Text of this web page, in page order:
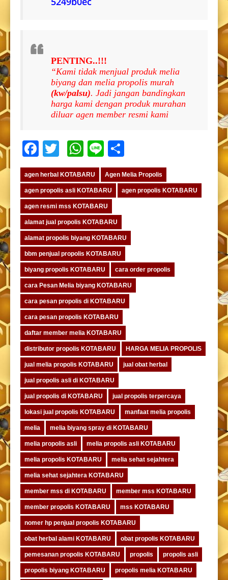
PENTING..!!!
“Kami tidak menjual produk melia
biyang dan melia propolis murah
(kw/palsu). Jadi jangan bandingkan
harga kami dengan produk murahan
diluar agen member resmi kami
Facebook
TwitterWhatsApp
Line
agen herbal KOTABARU Agen Melia Propolis
agen propolis asli KOTABARU agen propolis KOTABARU
agen resmi mss KOTABARU
alamat jual propolis KOTABARU
alamat propolis biyang KOTABARU
bbm penjual propolis KOTABARU
biyang propolis KOTABARU cara order propolis
cara Pesan Melia biyang KOTABARU
cara pesan propolis di KOTABARU
cara pesan propolis KOTABARU
daftar member melia KOTABARU
distributor propolis KOTABARU HARGA MELIA PROPOLIS
jual melia propolis KOTABARU jual obat herbal
jual propolis asli di KOTABARU
jual propolis di KOTABARU jual propolis terpercaya
lokasi jual propolis KOTABARU manfaat melia propolis
melia melia biyang spray di KOTABARU
melia propolis asli melia propolis asli KOTABARU
melia propolis KOTABARU melia sehat sejahtera
melia sehat sejahtera KOTABARU
member mss di KOTABARU member mss KOTABARU
member propolis KOTABARU mss KOTABARU
nomer hp penjual propolis KOTABARU
obat herbal alami KOTABARU obat propolis KOTABARU
pemesanan propolis KOTABARU propolis propolis asli
propolis biyang KOTABARU propolis melia KOTABARU